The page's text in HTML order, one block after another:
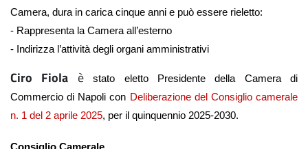
Camera, dura in carica cinque anni e può essere rieletto:
- Rappresenta la Camera all’esterno
- Indirizza l’attività degli organi amministrativi
Ciro Fiola èstato eletto Presidente della Camera di
Commercio di Napoli con Deliberazione del Consiglio camerale
n. 1 del 2 aprile 2025, per il quinquennio 2025-2030.